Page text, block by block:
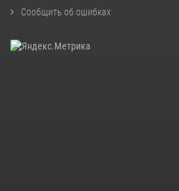
Сообщить об ошибках